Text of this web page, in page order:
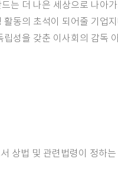
는 더 나은 세상으로 나아
활동의 초석이 되어줄 기업
립성을 갖춘 이사회의 감독
상법 및 관련법령이 정하